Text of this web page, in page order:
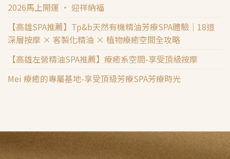
2026馬上開運 ‧ 迎祥納福
【高雄SPA推薦】Tp&b天然有機精油芳療SPA體驗｜18道
深層按摩 × 客製化精油 × 植物療癒空間全攻略
【高雄左營精油SPA推薦】療癒系空間-享受頂級按摩
Mei 療癒的專屬基地-享受頂級芳療SPA芳療時光